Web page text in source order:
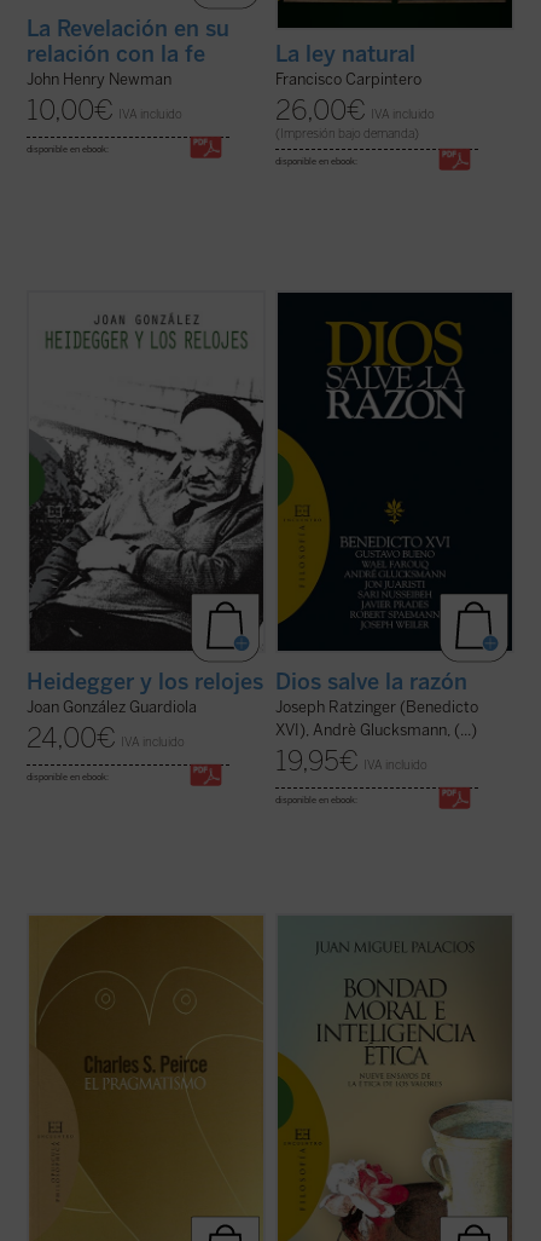
La Revelación en su
relación con la fe
John Henry Newman
10,00€ IVA incluido
disponible en ebook:
La ley natural
Francisco Carpintero
26,00€
IVA incluido
(Impresión bajo demanda)
disponible en ebook:
filosofía del siglo XX ha levantado sobre el
tiempo es la famosa tesis de Heidegger
(ver ficha)
Heidegger y los relojes
Joan González Guardiola
24,00€ IVA incluido
disponible en ebook:
naturaleza de Dios» (Manuel II Paleólogo)
Diversos intelectuales de primera línea,
provenientes de diferentes países,
tradiciones religiosas y posiciones
culturales, se dan cita en este ... (ver ficha)
Dios salve la razón
Joseph Ratzinger (Benedicto
XVI), Andrè Glucksmann, (...)
19,95€ IVA incluido
disponible en ebook:
En los últimos años de su vida, Charles S.
Peirce, «el intelecto más original y versátil
que América ha producido», retoma
muchas cuestiones dentro de su evolución
intelectual y trata de dar una forma
definitiva al sistema de su pensamiento. ...
los valores y la ética fundada en ellos
habla tan sólo de valores bursátiles. Ahora
también los pedagogos ensayan desde sus
tarimas la educación en valores, ...